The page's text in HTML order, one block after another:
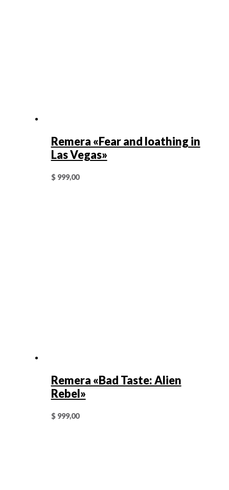
Remera «Fear and loathing in
Las Vegas»
$999,00
Remera «Bad Taste: Alien
Rebel»
$999,00